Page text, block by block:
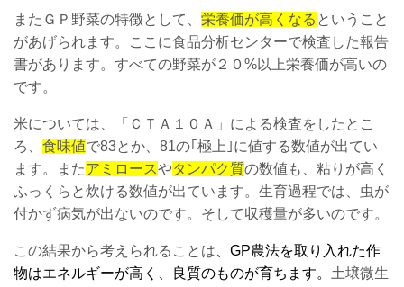
またＧＰ野菜の特徴として、 栄養価が高くなる ということ
があげられます。ここに食品分析センターで検査した報告
書があります。すべての野菜が２０%以上栄養価が高いの
です。
米については、「ＣＴＡ１０Ａ」による検査をしたとこ
ろ、 食味値で83とか、81の｢極上｣に値する数値が出てい
ます。またアミロースやタンパク質の数値も、粘りが高く
ふっくらと炊ける数値が出ています。生育過程では、虫が
付かず病気が出ないのです。そして収穫量が多いのです。
この結果から考えられることは 、GP農法を取り入れた作
物はエネルギーが高く、良質のものが育ちます。 土壌微生